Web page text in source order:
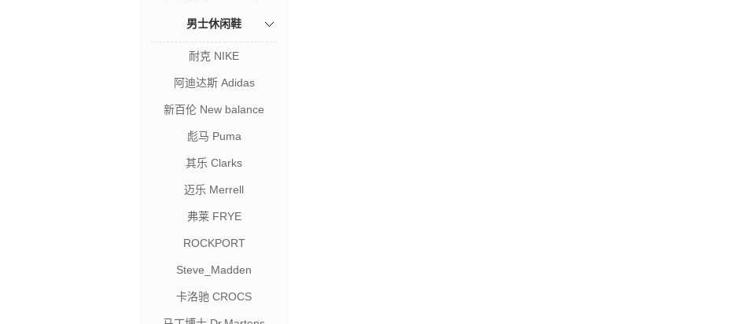
男士休闲鞋
耐克 NIKE
阿迪达斯 Adidas
新百伦 New balance
彪马 Puma
其乐 Clarks
迈乐 Merrell
弗莱 FRYE
ROCKPORT
Steve_Madden
卡洛驰 CROCS